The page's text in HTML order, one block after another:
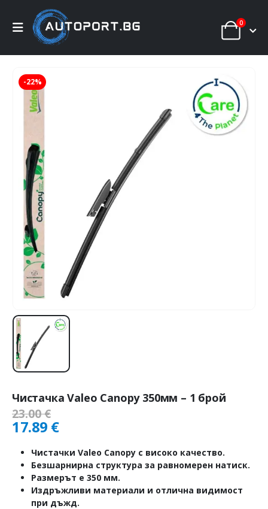
0
-22%
Чистачка Valeo Canopy 350мм – 1 брой
23.00€
17.89 €
Чистачки Valeo Canopy с високо качество.
Безшарнирна структура за равномерен натиск.
Размерът е 350 мм.
Издръжливи материали и отлична видимост
при дъжд.